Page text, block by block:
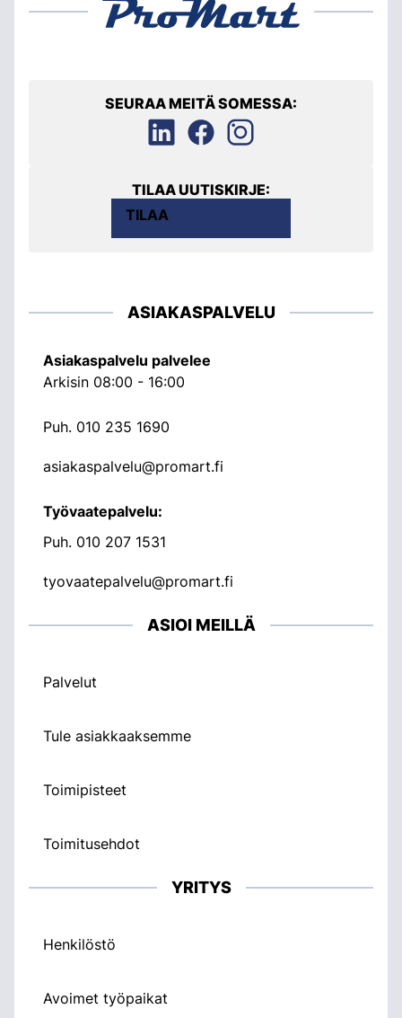
SEURAA MEITÄ SOMESSA:
TILAA UUTISKIRJE:
TILAA
ASIAKASPALVELU
Asiakaspalvelu palvelee
Arkisin 08:00 - 16:00
Puh. 010 235 1690
asiakaspalvelu@promart.fi
Työvaatepalvelu:
Puh. 010 207 1531
tyovaatepalvelu@promart.fi
ASIOI MEILLÄ
Palvelut
Tule asiakkaaksemme
Toimipisteet
Toimitusehdot
YRITYS
Henkilöstö
Avoimet työpaikat